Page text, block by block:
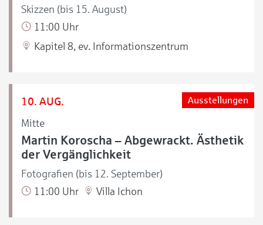
Skizzen (bis 15. August)
11:00 Uhr
Kapitel 8, ev. Informationszentrum
10. AUG.
Mitte
Ausstellungen
Martin Koroscha – Abgewrackt. Ästhetik
der Vergänglichkeit
Fotografien (bis 12. September)
11:00 Uhr
Villa Ichon